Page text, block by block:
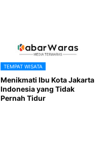
TEMPAT WISATA
Menikmati Ibu Kota Jakarta
Indonesia yang Tidak
Pernah Tidur